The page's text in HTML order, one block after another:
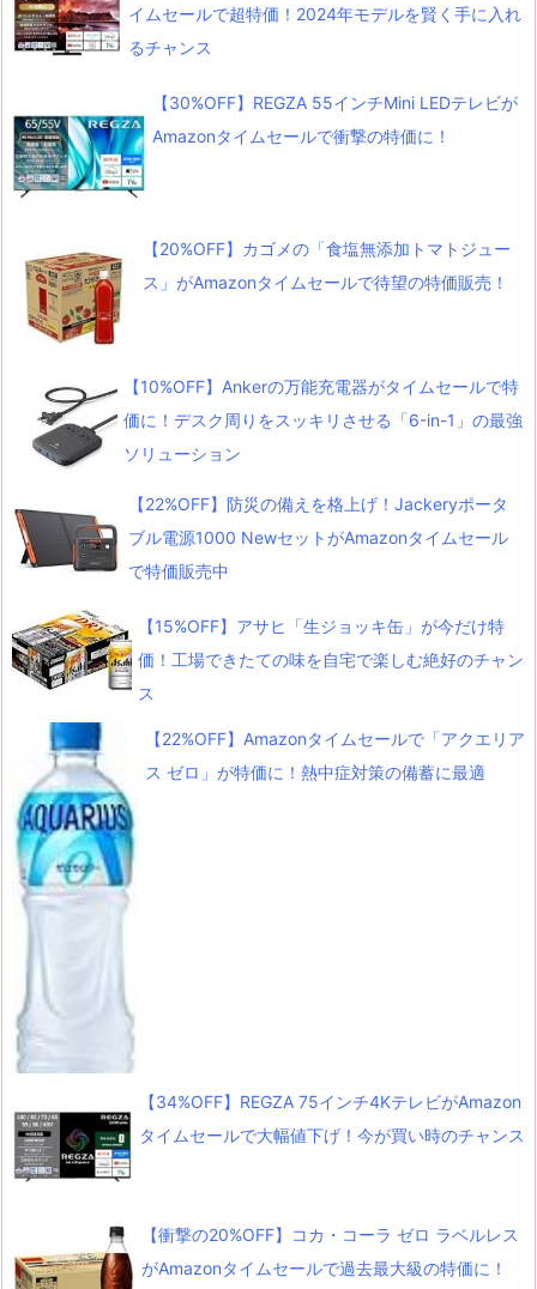
イムセールで超特価！2024年モデルを賢く手に入れ
るチャンス
【30%OFF】REGZA 55インチMini LEDテレビが
Amazonタイムセールで衝撃の特価に！
【20%OFF】カゴメの「食塩無添加トマトジュー
ス」がAmazonタイムセールで待望の特価販売！
【10%OFF】Ankerの万能充電器がタイムセールで特
価に！デスク周りをスッキリさせる「6-in-1」の最強
ソリューション
【22%OFF】防災の備えを格上げ！Jackeryポータ
ブル電源1000 NewセットがAmazonタイムセール
で特価販売中
【15%OFF】アサヒ「生ジョッキ缶」が今だけ特
価！工場できたての味を自宅で楽しむ絶好のチャン
ス
【22%OFF】Amazonタイムセールで「アクエリア
ス ゼロ」が特価に！熱中症対策の備蓄に最適
【34%OFF】REGZA 75インチ4KテレビがAmazon
タイムセールで大幅値下げ！今が買い時のチャンス
【衝撃の20%OFF】コカ・コーラ ゼロ ラベルレス
がAmazonタイムセールで過去最大級の特価に！